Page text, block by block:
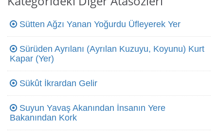
Eğitim Haberleri
Sütten Ağzı Yanan Yoğurdu Üfleyerek Yer
Sürüden Ayrılanı (Ayrılan Kuzuyu, Koyunu) Kurt
Kapar (Yer)
Sükût İkrardan Gelir
Suyun Yavaş Akanından İnsanın Yere
Bakanından Kork